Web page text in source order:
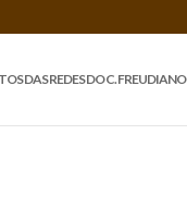
DAS REDES DO C. FREUDIANO